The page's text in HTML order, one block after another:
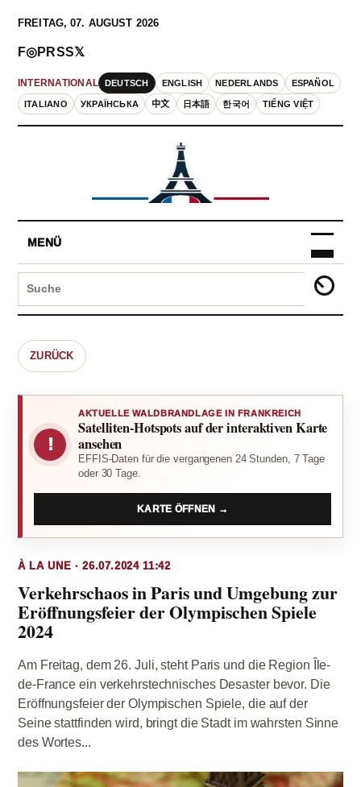
FREITAG, 07. AUGUST 2026
INTERNATIONAL DEUTSCH ENGLISH NEDERLANDS ESPAÑOL
ITALIANO УКРАЇНСЬКА 中文 日本語 한국어 TIẾNG VIỆT
F◎PRSS𝕏
MENÜ
ZURÜCK
!
AKTUELLE WALDBRANDLAGE IN FRANKREICH
Satelliten-Hotspots auf der interaktiven Karte
ansehen
EFFIS-Daten für die vergangenen 24 Stunden, 7 Tage
oder 30 Tage.
KARTE ÖFFNEN →
À LA UNE · 26.07.2024 11:42
Verkehrschaos in Paris und Umgebung zur
Eröffnungsfeier der Olympischen Spiele
2024
Am Freitag, dem 26. Juli, steht Paris und die Region Île-
de-France ein verkehrstechnisches Desaster bevor. Die
Eröffnungsfeier der Olympischen Spiele, die auf der
Seine stattfinden wird, bringt die Stadt im wahrsten Sinne
des Wortes...